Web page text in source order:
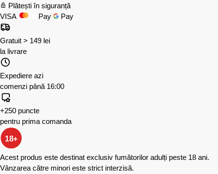
Plătești în siguranță
VISA
Pay Pay
Gratuit > 149 lei
la livrare
Expediere azi
comenzi până 16:00
+250 puncte
pentru prima comanda
18+
Acest produs este destinat exclusiv fumătorilor adulți peste 18 ani.
Vânzarea către minori este strict interzisă.